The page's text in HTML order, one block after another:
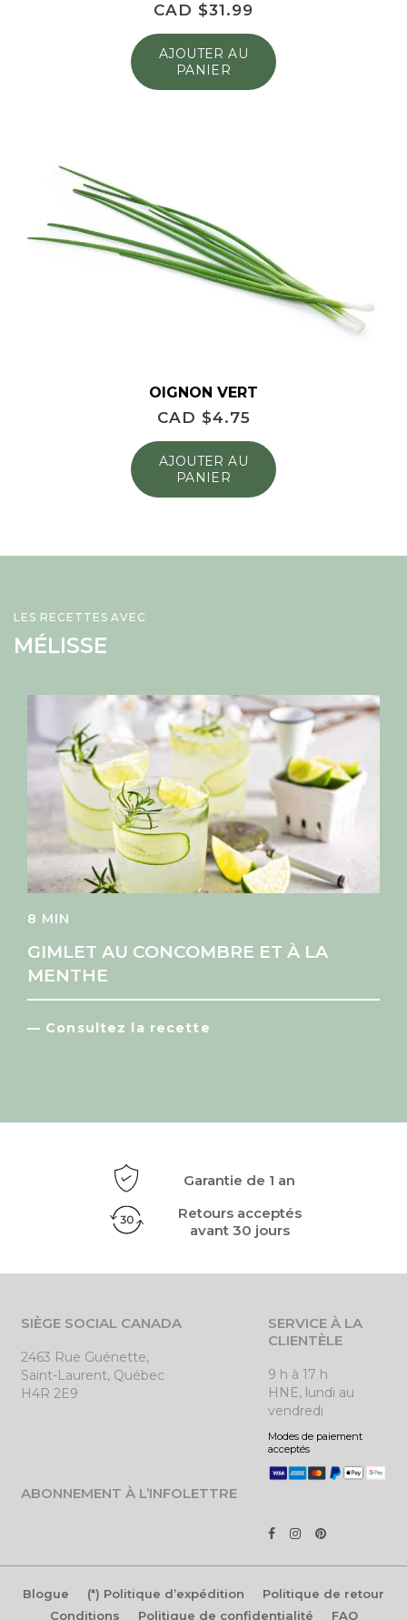
CAD $31.99
AJOUTER AU
PANIER
OIGNON VERT
CAD $4.75
AJOUTER AU
PANIER
LES RECETTES AVEC
MÉLISSE
8 MIN
GIMLET AU CONCOMBRE ET À LA
MENTHE
— Consultez la recette
Garantie de 1 an
Retours acceptés
avant 30 jours
SIÈGE SOCIAL CANADA
2463 Rue Guénette,
Saint-Laurent, Québec
H4R 2E9
SERVICE À LA
CLIENTÈLE
9 h à 17 h
HNE, lundi au
vendredi
Modes de paiement
acceptés
ABONNEMENT À L’INFOLETTRE
Blogue (*) Politique d’expédition
Politique de retour
Conditions
Politique de confidentialité FAQ